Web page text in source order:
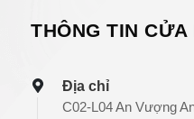
THÔNG TIN CỬA
Địa chỉ
C02-L04 An Vượng